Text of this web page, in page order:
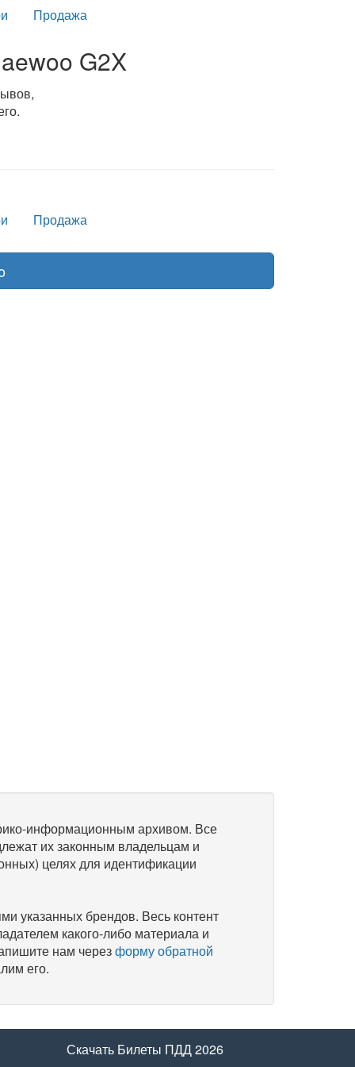
Продажа
G2X
Продажа
информационным архивом. Все
их законным владельцам и
целях для идентификации
указанных брендов. Весь контент
какого-либо материала и
нам черезформу обратной
его.
Скачать Билеты ПДД 2026